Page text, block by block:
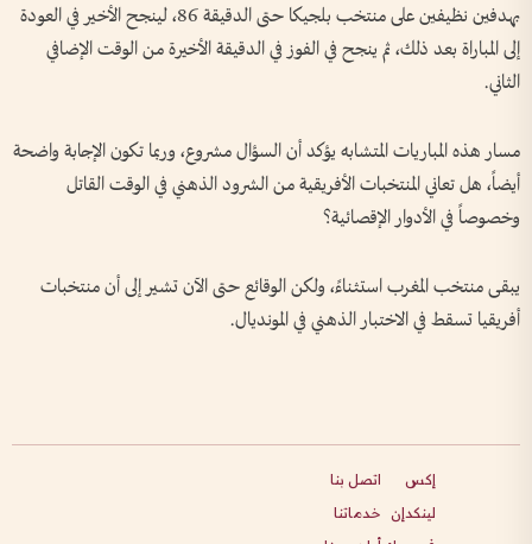
بهدفين نظيفين على منتخب بلجيكا حتى الدقيقة 86، لينجح الأخير في العودة
إلى المباراة بعد ذلك، ثم ينجح في الفوز في الدقيقة الأخيرة من الوقت الإضافي
الثاني.
مسار هذه المباريات المتشابه يؤكد أن السؤال مشروع، وربما تكون الإجابة واضحة
أيضاً، هل تعاني المنتخبات الأفريقية من الشرود الذهني في الوقت القاتل
وخصوصاً في الأدوار الإقصائية؟
يبقى منتخب المغرب استثناءً، ولكن الوقائع حتى الآن تشير إلى أن منتخبات
أفريقيا تسقط في الاختبار الذهني في المونديال.
إكس
لينكدإن
اتصل بنا
خدماتنا